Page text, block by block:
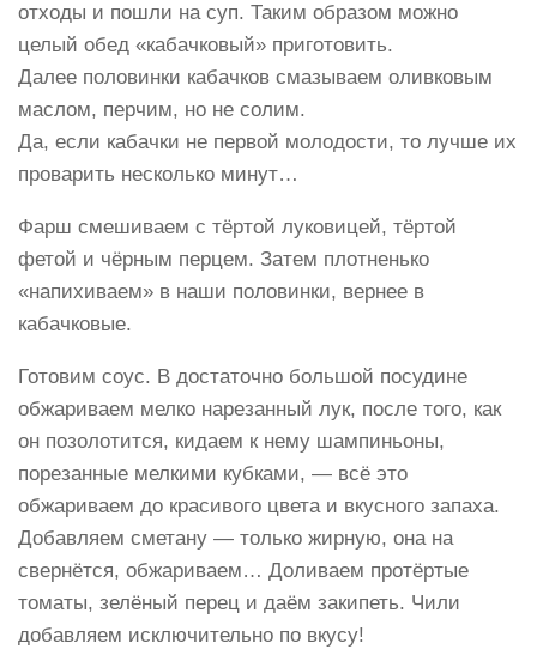
отходы и пошли на суп. Таким образом можно
целый обед «кабачковый» приготовить.
Далее половинки кабачков смазываем оливковым
маслом, перчим, но не солим.
Да, если кабачки не первой молодости, то лучше их
проварить несколько минут…
Фарш смешиваем с тёртой луковицей, тёртой
фетой и чёрным перцем. Затем плотненько
«напихиваем» в наши половинки, вернее в
кабачковые.
Готовим соус. В достаточно большой посудине
обжариваем мелко нарезанный лук, после того, как
он позолотится, кидаем к нему шампиньоны,
порезанные мелкими кубками, — всё это
обжариваем до красивого цвета и вкусного запаха.
Добавляем сметану — только жирную, она на
свернётся, обжариваем… Доливаем протёртые
томаты, зелёный перец и даём закипеть. Чили
добавляем исключительно по вкусу!